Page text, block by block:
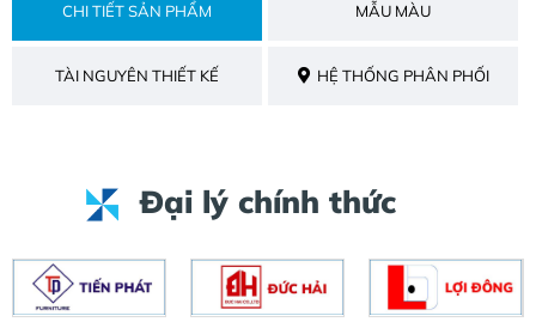
CHI TIẾT SẢN PHẨM MẪU MÀU
TÀI NGUYÊN THIẾT KẾ HỆ THỐNG PHÂN PHỐI
Đại lý chính thức